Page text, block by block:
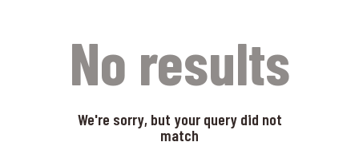
No results
We're sorry, but your query did not
match